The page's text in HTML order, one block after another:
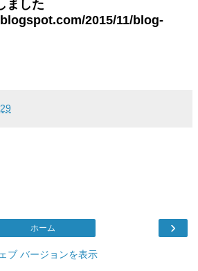
ました
2015/11/blog-
›
ホーム
ブ バージョンを表示